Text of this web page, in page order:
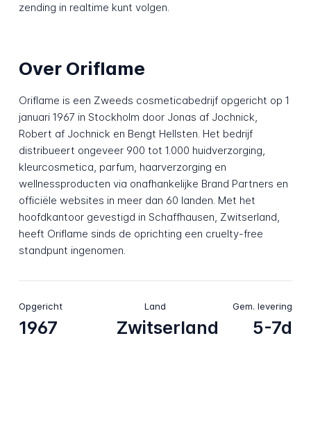
zending in realtime kunt volgen.
Over Oriflame
Oriflame is een Zweeds cosmeticabedrijf opgericht op 1
januari 1967 in Stockholm door Jonas af Jochnick,
Robert af Jochnick en Bengt Hellsten. Het bedrijf
distribueert ongeveer 900 tot 1.000 huidverzorging,
kleurcosmetica, parfum, haarverzorging en
wellnessproducten via onafhankelijke Brand Partners en
officiële websites in meer dan 60 landen. Met het
hoofdkantoor gevestigd in Schaffhausen, Zwitserland,
heeft Oriflame sinds de oprichting een cruelty-free
standpunt ingenomen.
Opgericht
1967
Land
Zwitserland
Gem. levering
5-7d